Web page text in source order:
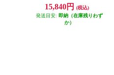
15,840円
(税込)
発送目安: 即納（在庫残りわず
か）